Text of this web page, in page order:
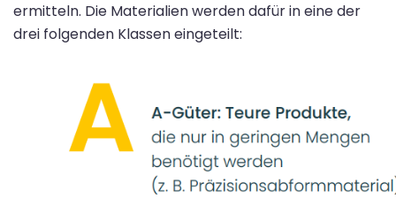
ermitteln. Die Materialien werden dafür in eine der
drei folgenden Klassen eingeteilt: